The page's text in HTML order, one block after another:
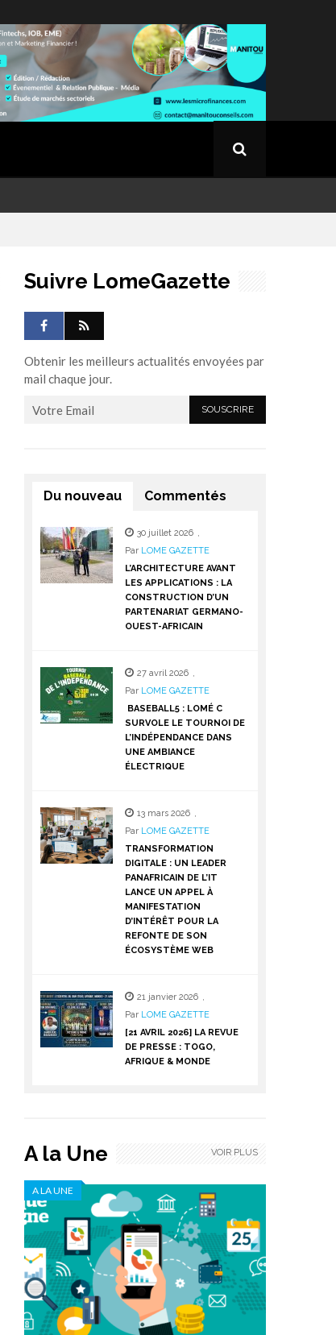
Suivre LomeGazette
Obtenir les meilleurs actualités envoyées par
mail chaque jour.
Du nouveau Commentés
30 juillet 2026 ,
Par LOME GAZETTE
L’ARCHITECTURE AVANT
LES APPLICATIONS : LA
CONSTRUCTION D’UN
PARTENARIAT GERMANO-
OUEST-AFRICAIN
27 avril 2026 ,
Par LOME GAZETTE
BASEBALL5 : LOMÉ C
SURVOLE LE TOURNOI DE
L’INDÉPENDANCE DANS
UNE AMBIANCE
ÉLECTRIQUE
13 mars 2026 ,
Par LOME GAZETTE
TRANSFORMATION
DIGITALE : UN LEADER
PANAFRICAIN DE L’IT
LANCE UN APPEL À
MANIFESTATION
D’INTÉRÊT POUR LA
REFONTE DE SON
ÉCOSYSTÈME WEB
21 janvier 2026 ,
Par LOME GAZETTE
[21 AVRIL 2026] LA REVUE
DE PRESSE : TOGO,
AFRIQUE & MONDE
A la Une
A LA UNE
VOIR PLUS